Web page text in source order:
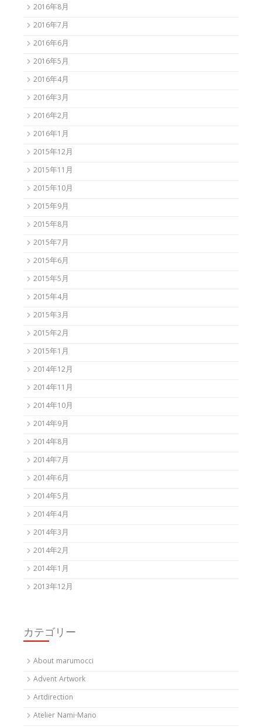
2016年8月
2016年7月
2016年6月
2016年5月
2016年4月
2016年3月
2016年2月
2016年1月
2015年12月
2015年11月
2015年10月
2015年9月
2015年8月
2015年7月
2015年6月
2015年5月
2015年4月
2015年3月
2015年2月
2015年1月
2014年12月
2014年11月
2014年10月
2014年9月
2014年8月
2014年7月
2014年6月
2014年5月
2014年4月
2014年3月
2014年2月
2014年1月
2013年12月
カテゴリー
About marumocci
Advent Artwork
Artdirection
Atelier Nami-Mano